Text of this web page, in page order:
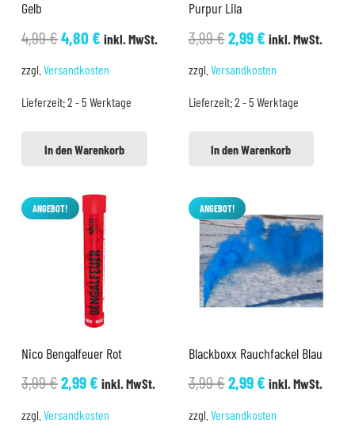
Gelb
4,99€Ursprünglicher
4,99 €
4,80€Aktueller
4,80 €.
inkl. MwSt.
zzgl. Versandkosten
Lieferzeit:2 - 5 Werktage
In den Warenkorb
Purpur Lila
3,99€Ursprünglicher
3,99 €
2,99€Aktueller
2,99 €.
inkl. MwSt.
zzgl. Versandkosten
Lieferzeit:2 - 5 Werktage
In den Warenkorb
ANGEBOT!
Nico Bengalfeuer Rot
3,99€Ursprünglicher
2,99€Aktueller
inkl. MwSt.
zzgl. Versandkosten
ANGEBOT!
Blackboxx Rauchfackel Blau
3,99€Ursprünglicher
2,99€Aktueller
inkl. MwSt.
zzgl. Versandkosten